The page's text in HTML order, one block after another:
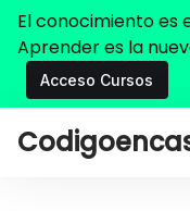
El conocimiento es
Aprender es la
Acceso Cursos